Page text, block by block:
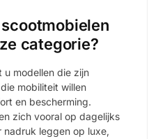
categorie?
u modellen die zijn
mobiliteit willen
en bescherming.
zich vooral op dagelijks
leggen op luxe,